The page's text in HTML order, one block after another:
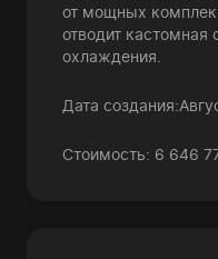
от мощных
отводит кастомная
охлаждения.
Дата
Стоимость: 6 646